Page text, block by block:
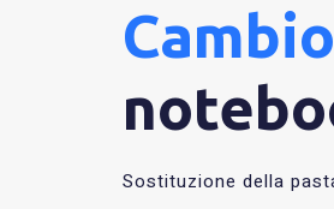
Cambio
Sostituzione della